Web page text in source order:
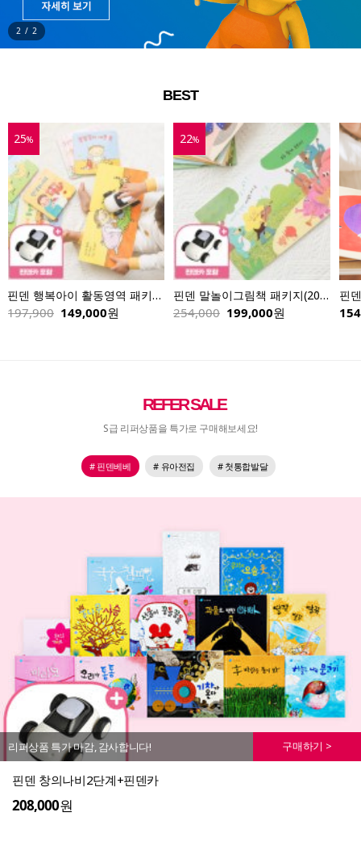
2 / 2
BEST
25%
핀덴 행복아이 활동영역 패키지(8권)+핀덴카
197,900 149,000원
22%
핀덴 말놀이그림책 패키지(20권)+핀덴카
254,000 199,000원
핀
REFER SALE
S급 리퍼상품을 특가로 구매해보세요!
# 핀덴베베 # 유아전집 # 첫통합발달
리퍼상품 특가 마감, 감사합니다! 구매하기 >
핀덴 창의나비2단계+핀덴카
208,000원